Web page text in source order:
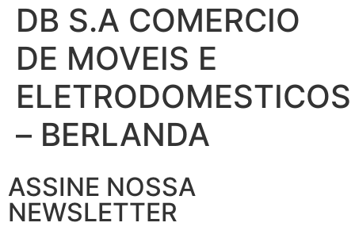
DB S.A COMERCIO
DE MOVEIS E
ELETRODOMESTICOS
– BERLANDA
ASSINE NOSSA
NEWSLETTER